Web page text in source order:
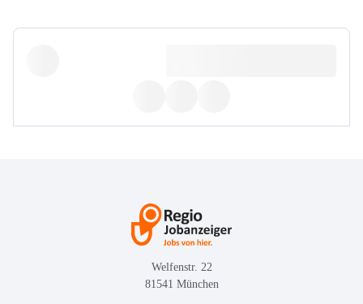
Welfenstr. 22
81541 München